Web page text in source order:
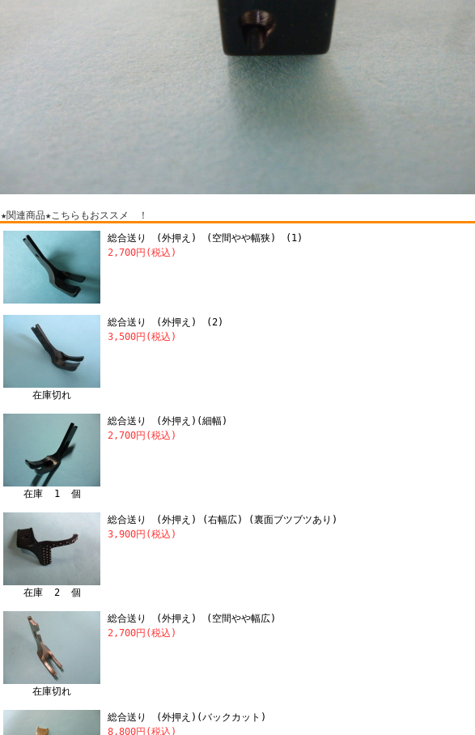
★関連商品★こちらもおススメ ！
総合送り (外押え) (空間やや幅狭) (1)
2,700円(税込)
在庫切れ
総合送り (外押え) (2)
3,500円(税込)
在庫 1 個
総合送り (外押え)(細幅)
2,700円(税込)
在庫 2 個
総合送り (外押え) (右幅広) (裏面ブツブツあり)
3,900円(税込)
在庫切れ
総合送り (外押え) (空間やや幅広)
2,700円(税込)
総合送り (外押え)(バックカット)
8,800円(税込)